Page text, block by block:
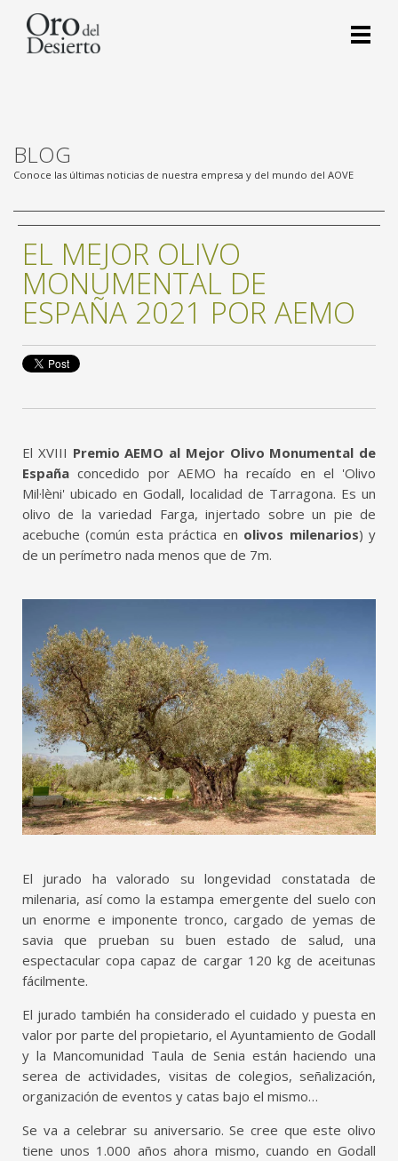
BLOG
Conoce las últimas noticias de nuestra empresa y del mundo del AOVE
EL MEJOR OLIVO
MONUMENTAL DE
ESPAÑA 2021 POR AEMO
El XVIII Premio AEMO al Mejor Olivo Monumental de
España concedido por AEMO ha recaído en el 'Olivo
Mil·lèni' ubicado en Godall, localidad de Tarragona. Es un
olivo de la variedad Farga, injertado sobre un pie de
acebuche (común esta práctica en olivos milenarios) y
de un perímetro nada menos que de 7m.
El jurado ha valorado su longevidad constatada de
milenaria, así como la estampa emergente del suelo con
un enorme e imponente tronco, cargado de yemas de
savia que prueban su buen estado de salud, una
espectacular copa capaz de cargar 120 kg de aceitunas
fácilmente.
El jurado también ha considerado el cuidado y puesta en
valor por parte del propietario, el Ayuntamiento de Godall
y la Mancomunidad Taula de Senia están haciendo una
serea de actividades, visitas de colegios, señalización,
organización de eventos y catas bajo el mismo…
Se va a celebrar su aniversario. Se cree que este olivo
tiene unos 1.000 años ahora mismo, cuando en Godall